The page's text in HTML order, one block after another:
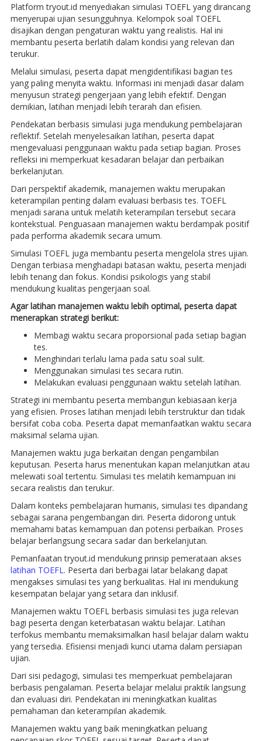
Platform tryout.id menyediakan simulasi TOEFL yang dirancang
menyerupai ujian sesungguhnya. Kelompok soal TOEFL
disajikan dengan pengaturan waktu yang realistis. Hal ini
membantu peserta berlatih dalam kondisi yang relevan dan
terukur.
Melalui simulasi, peserta dapat mengidentifikasi bagian tes
yang paling menyita waktu. Informasi ini menjadi dasar dalam
menyusun strategi pengerjaan yang lebih efektif. Dengan
demikian, latihan menjadi lebih terarah dan efisien.
Pendekatan berbasis simulasi juga mendukung pembelajaran
reflektif. Setelah menyelesaikan latihan, peserta dapat
mengevaluasi penggunaan waktu pada setiap bagian. Proses
refleksi ini memperkuat kesadaran belajar dan perbaikan
berkelanjutan.
Dari perspektif akademik, manajemen waktu merupakan
keterampilan penting dalam evaluasi berbasis tes. TOEFL
menjadi sarana untuk melatih keterampilan tersebut secara
kontekstual. Penguasaan manajemen waktu berdampak positif
pada performa akademik secara umum.
Simulasi TOEFL juga membantu peserta mengelola stres ujian.
Dengan terbiasa menghadapi batasan waktu, peserta menjadi
lebih tenang dan fokus. Kondisi psikologis yang stabil
mendukung kualitas pengerjaan soal.
Agar latihan manajemen waktu lebih optimal, peserta dapat
menerapkan strategi berikut:
Membagi waktu secara proporsional pada setiap bagian
tes.
Menghindari terlalu lama pada satu soal sulit.
Menggunakan simulasi tes secara rutin.
Melakukan evaluasi penggunaan waktu setelah latihan.
Strategi ini membantu peserta membangun kebiasaan kerja
yang efisien. Proses latihan menjadi lebih terstruktur dan tidak
bersifat coba coba. Peserta dapat memanfaatkan waktu secara
maksimal selama ujian.
Manajemen waktu juga berkaitan dengan pengambilan
keputusan. Peserta harus menentukan kapan melanjutkan atau
melewati soal tertentu. Simulasi tes melatih kemampuan ini
secara realistis dan terukur.
Dalam konteks pembelajaran humanis, simulasi tes dipandang
sebagai sarana pengembangan diri. Peserta didorong untuk
memahami batas kemampuan dan potensi perbaikan. Proses
belajar berlangsung secara sadar dan berkelanjutan.
Pemanfaatan tryout.id mendukung prinsip pemerataan akses
latihan TOEFL . Peserta dari berbagai latar belakang dapat
mengakses simulasi tes yang berkualitas. Hal ini mendukung
kesempatan belajar yang setara dan inklusif.
Manajemen waktu TOEFL berbasis simulasi tes juga relevan
bagi peserta dengan keterbatasan waktu belajar. Latihan
terfokus membantu memaksimalkan hasil belajar dalam waktu
yang tersedia. Efisiensi menjadi kunci utama dalam persiapan
ujian.
Dari sisi pedagogi, simulasi tes memperkuat pembelajaran
berbasis pengalaman. Peserta belajar melalui praktik langsung
dan evaluasi diri. Pendekatan ini meningkatkan kualitas
pemahaman dan keterampilan akademik.
Manajemen waktu yang baik meningkatkan peluang